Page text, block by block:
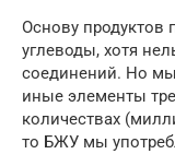
Основу продуктов
углеводы, хотя
соединений. Но
иные элементы
количествах
то БЖУ мы